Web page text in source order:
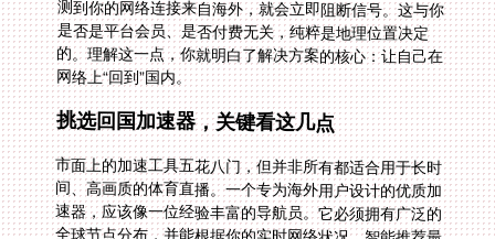
网络上“回到”国内。
挑选回国加速器，关键看这几点
市面上的加速工具五花八门，但并非所有都适合用于长时
间、高画质的体育直播。一个专为海外用户设计的优质加
速器，应该像一位经验丰富的导航员。它必须拥有广泛的
全球节点分布，并能根据你的实时网络状况，智能推荐最
优线路。这意味着，无论你在北美、欧洲还是澳洲，它都
能为你找到一条最顺畅的“回家”之路。稳定性至关重要，
一场球赛动辄两小时，中途卡顿或掉线是最扫兴的事。因
此，无限流量和智能分流是基础保障，它能确保你的观影
数据走影音专线，游戏数据走游戏通道，互不干扰。更关
键的是，它需要提供独享的高带宽回国线路，例如100M